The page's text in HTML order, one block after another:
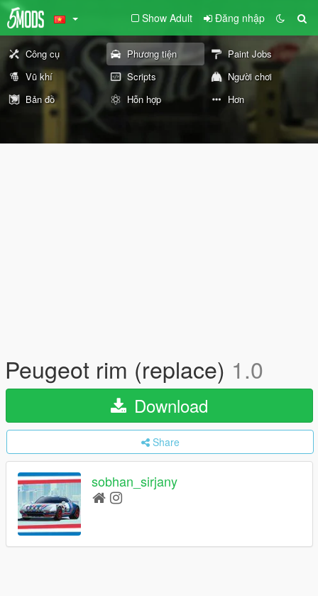
Show Adult Đăng nhập
Công cụ Phương tiện
Paint Jobs
Vũ khí
Scripts
Người chơi
Bản đồ
Hỗn hợp Hơn
Peugeot rim (replace) 1.0
Download
Share
sobhan_sirjany